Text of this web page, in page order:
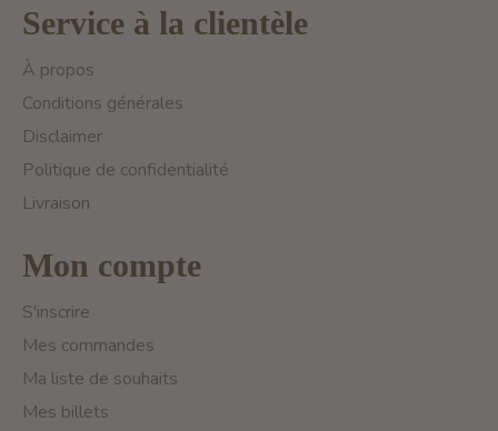
Service à la clientèle
À propos
Conditions générales
Disclaimer
Politique de confidentialité
Livraison
Mon compte
S'inscrire
Mes commandes
Ma liste de souhaits
Mes billets